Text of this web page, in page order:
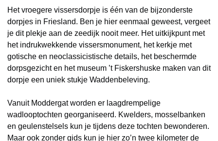
Het vroegere vissersdorpje is één van de bijzonderste
dorpjes in Friesland. Ben je hier eenmaal geweest, vergeet
je dit plekje aan de zeedijk nooit meer. Het uitkijkpunt met
het indrukwekkende vissersmonument, het kerkje met
gotische en neoclassicistische details, het beschermde
dorpsgezicht en het museum ’t Fiskershuske maken van dit
dorpje een uniek stukje Waddenbeleving.
Vanuit Moddergat worden er laagdrempelige
wadlooptochten georganiseerd. Kwelders, mosselbanken
en geulenstelsels kun je tijdens deze tochten bewonderen.
Maar ook zonder gids kun je hier zo’n twee kilometer de